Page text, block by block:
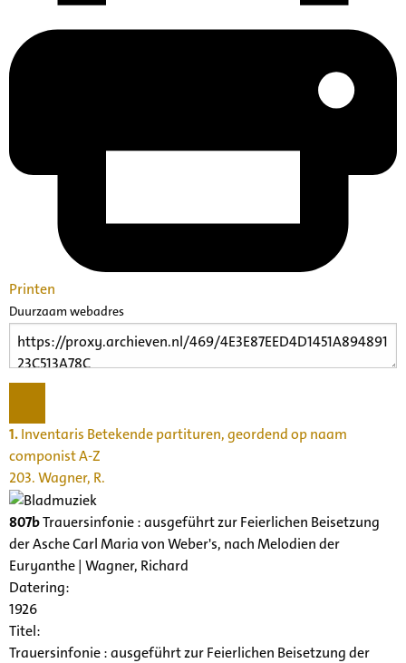
Printen
Duurzaam webadres
1.Inventaris Betekende partituren, geordend op naam
componist A-Z
203. Wagner, R.
807bTrauersinfonie : ausgeführt zur Feierlichen Beisetzung
der Asche Carl Maria von Weber's, nach Melodien der
Euryanthe | Wagner, Richard
Datering:
1926
Titel:
Trauersinfonie : ausgeführt zur Feierlichen Beisetzung der